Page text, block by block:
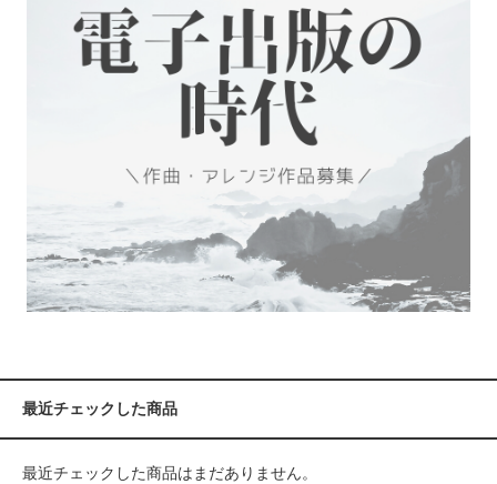
最近チェックした商品
最近チェックした商品はまだありません。